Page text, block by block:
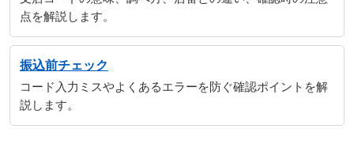
点を解説します。
振込前チェック
コード入力ミスやよくあるエラーを防ぐ確認ポイントを解
説します。